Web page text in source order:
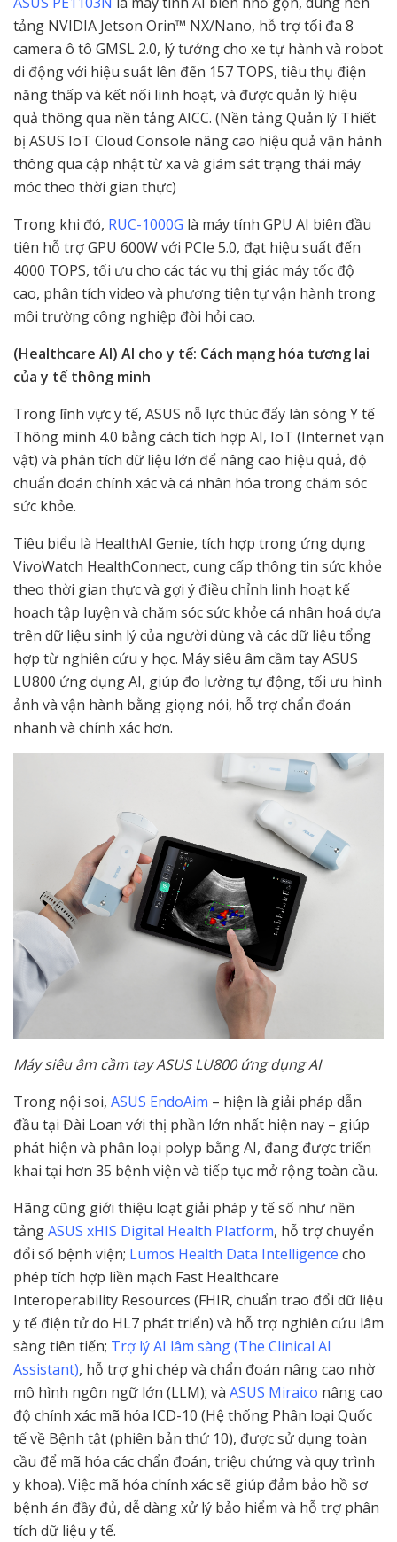
tảng NVIDIA Jetson Orin™ NX/Nano, hỗ trợ tối đa 8
camera ô tô GMSL 2.0, lý tưởng cho xe tự hành và robot
di động với hiệu suất lên đến 157 TOPS, tiêu thụ điện
năng thấp và kết nối linh hoạt, và được quản lý hiệu
quả thông qua nền tảng AICC. (Nền tảng Quản lý Thiết
bị ASUS IoT Cloud Console nâng cao hiệu quả vận hành
thông qua cập nhật từ xa và giám sát trạng thái máy
móc theo thời gian thực)
Trong khi đó, RUC-1000G là máy tính GPU AI biên đầu
tiên hỗ trợ GPU 600W với PCIe 5.0, đạt hiệu suất đến
4000 TOPS, tối ưu cho các tác vụ thị giác máy tốc độ
cao, phân tích video và phương tiện tự vận hành trong
môi trường công nghiệp đòi hỏi cao.
(Healthcare AI) AI cho y tế: Cách mạng hóa tương lai
của y tế thông minh
Trong lĩnh vực y tế, ASUS nỗ lực thúc đẩy làn sóng Y tế
Thông minh 4.0 bằng cách tích hợp AI, IoT (Internet vạn
vật) và phân tích dữ liệu lớn để nâng cao hiệu quả, độ
chuẩn đoán chính xác và cá nhân hóa trong chăm sóc
sức khỏe.
Tiêu biểu là HealthAI Genie, tích hợp trong ứng dụng
VivoWatch HealthConnect, cung cấp thông tin sức khỏe
theo thời gian thực và gợi ý điều chỉnh linh hoạt kế
hoạch tập luyện và chăm sóc sức khỏe cá nhân hoá dựa
trên dữ liệu sinh lý của người dùng và các dữ liệu tổng
hợp từ nghiên cứu y học. Máy siêu âm cầm tay ASUS
LU800 ứng dụng AI, giúp đo lường tự động, tối ưu hình
ảnh và vận hành bằng giọng nói, hỗ trợ chẩn đoán
nhanh và chính xác hơn.
Máy siêu âm cầm tay ASUS LU800 ứng dụng AI
Trong nội soi, ASUS EndoAim – hiện là giải pháp dẫn
đầu tại Đài Loan với thị phần lớn nhất hiện nay – giúp
phát hiện và phân loại polyp bằng AI, đang được triển
khai tại hơn 35 bệnh viện và tiếp tục mở rộng toàn cầu.
Hãng cũng giới thiệu loạt giải pháp y tế số như nền
tảngASUS xHIS Digital Health Platform, hỗ trợ chuyển
đổi số bệnh viện; Lumos Health Data Intelligence cho
phép tích hợp liền mạch Fast Healthcare
Interoperability Resources (FHIR, chuẩn trao đổi dữ liệu
y tế điện tử do HL7 phát triển) và hỗ trợ nghiên cứu lâm
sàng tiên tiến; Trợ lý AI lâm sàng (The Clinical AI
Assistant), hỗ trợ ghi chép và chẩn đoán nâng cao nhờ
mô hình ngôn ngữ lớn (LLM); và ASUS Miraico nâng cao
độ chính xác mã hóa ICD-10 (Hệ thống Phân loại Quốc
tế về Bệnh tật (phiên bản thứ 10), được sử dụng toàn
cầu để mã hóa các chẩn đoán, triệu chứng và quy trình
y khoa). Việc mã hóa chính xác sẽ giúp đảm bảo hồ sơ
bệnh án đầy đủ, dễ dàng xử lý bảo hiểm và hỗ trợ phân
tích dữ liệu y tế.